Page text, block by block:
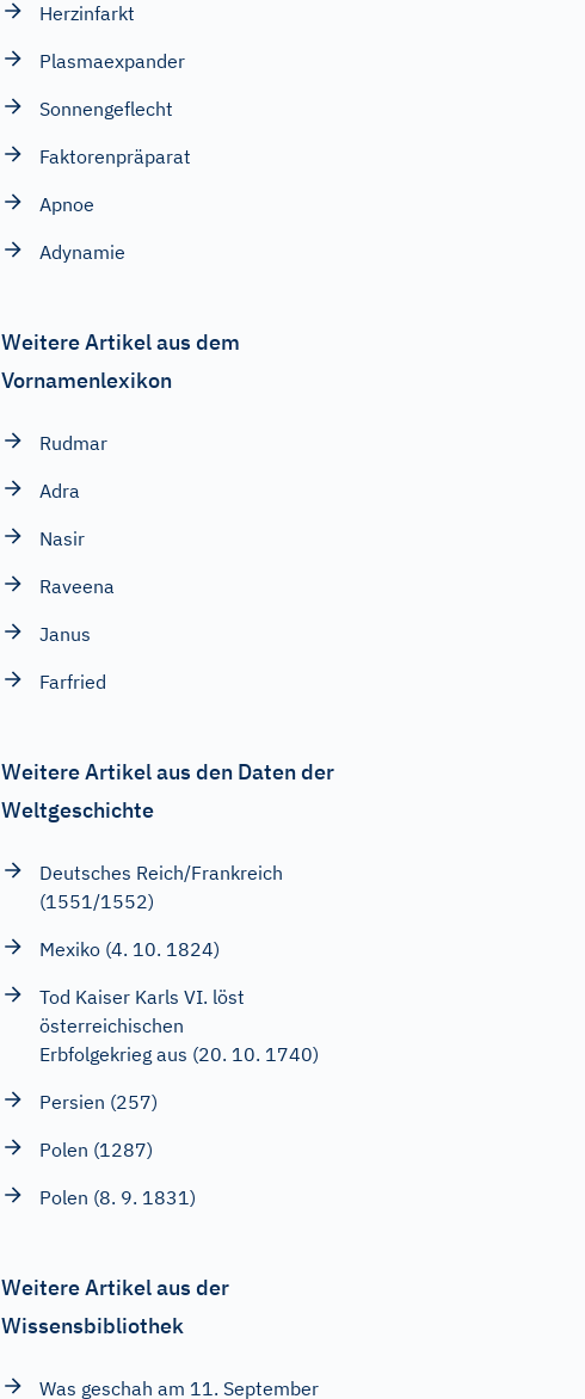
Herzinfarkt
Plasmaexpander
Sonnengeflecht
Faktorenpräparat
Apnoe
Adynamie
Weitere Artikel aus dem
Vornamenlexikon
Rudmar
Adra
Nasir
Raveena
Janus
Farfried
Weitere Artikel aus den Daten der
Weltgeschichte
Deutsches Reich/Frankreich
(1551/1552)
Mexiko (4. 10. 1824)
Tod Kaiser Karls VI. löst
österreichischen
Erbfolgekrieg aus (20. 10. 1740)
Persien (257)
Polen (1287)
Polen (8. 9. 1831)
Weitere Artikel aus der
Wissensbibliothek
Was geschah am 11. September